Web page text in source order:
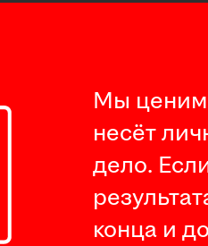
Мы ценим
несёт
дело.
конца и